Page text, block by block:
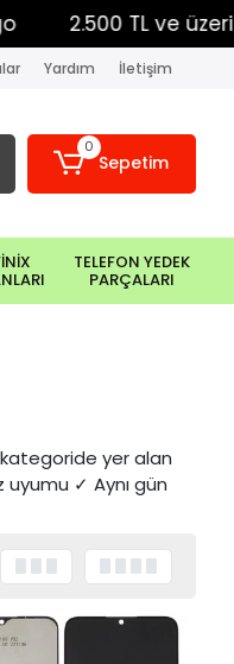
TL ve üzeri →
Yardım İletişim
0
Sepetim
TELEFON YEDEK
PARÇALARI
kategoride yer alan
uyumu ✓ Aynı gün